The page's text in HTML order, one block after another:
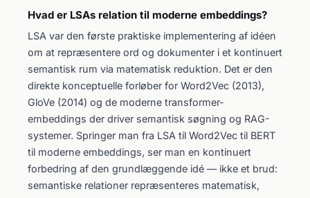
Hvad er LSAs relation til moderne embeddings?
LSA var den første praktiske implementering af idéen
om at repræsentere ord og dokumenter i et kontinuert
semantisk rum via matematisk reduktion. Det er den
direkte konceptuelle forløber for Word2Vec (2013),
GloVe (2014) og de moderne transformer-
embeddings der driver semantisk søgning og RAG-
systemer. Springer man fra LSA til Word2Vec til BERT
til moderne embeddings, ser man en kontinuert
forbedring af den grundlæggende idé — ikke et brud:
semantiske relationer repræsenteres matematisk,